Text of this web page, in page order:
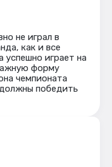
не играл в
как и все
успешно играет на
форму
чемпионата
победить